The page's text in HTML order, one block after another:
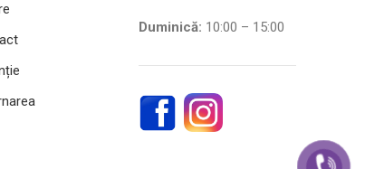
Duminică: 10:00 – 15:00